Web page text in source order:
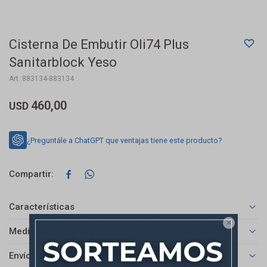

Cisterna De Embutir Oli74 Plus
Sanitarblock Yeso
883134-883134
USD 460,00
¿Preguntále a ChatGPT que ventajas tiene este producto?
 
Características
Medios de pago
Envíos